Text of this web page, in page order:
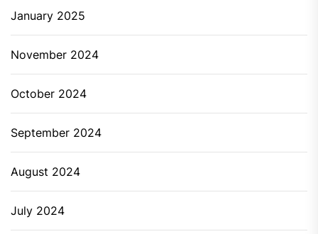
January 2025
November 2024
October 2024
September 2024
August 2024
July 2024